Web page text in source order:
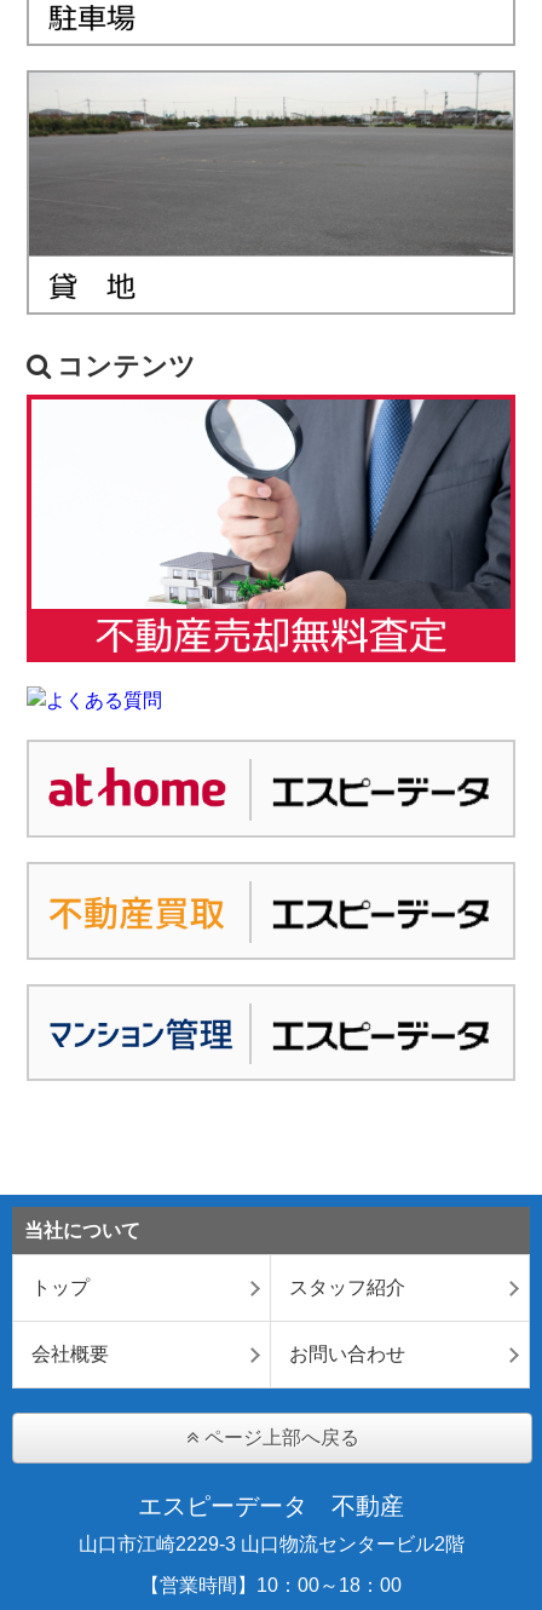
コンテンツ
当社について
トップ スタッフ紹介
会社概要 お問い合わせ
ページ上部へ戻る
エスピーデータ 不動産
山口市江崎2229-3 山口物流センタービル2階
【営業時間】10：00～18：00